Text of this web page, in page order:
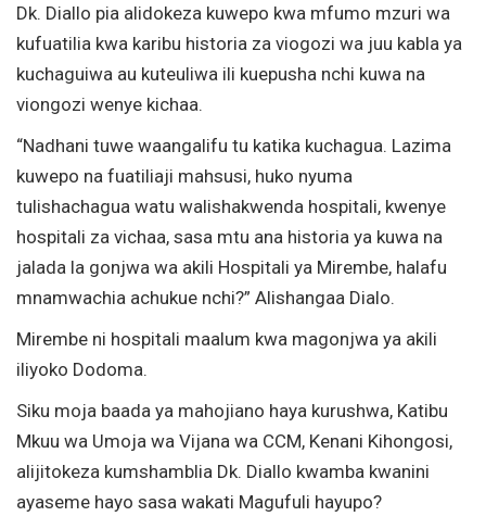
Dk. Diallo pia alidokeza kuwepo kwa mfumo mzuri wa
kufuatilia kwa karibu historia za viogozi wa juu kabla ya
kuchaguiwa au kuteuliwa ili kuepusha nchi kuwa na
viongozi wenye kichaa.
“Nadhani tuwe waangalifu tu katika kuchagua. Lazima
kuwepo na fuatiliaji mahsusi, huko nyuma
tulishachagua watu walishakwenda hospitali, kwenye
hospitali za vichaa, sasa mtu ana historia ya kuwa na
jalada la gonjwa wa akili Hospitali ya Mirembe, halafu
mnamwachia achukue nchi?” Alishangaa Dialo.
Mirembe ni hospitali maalum kwa magonjwa ya akili
iliyoko Dodoma.
Siku moja baada ya mahojiano haya kurushwa, Katibu
Mkuu wa Umoja wa Vijana wa CCM, Kenani Kihongosi,
alijitokeza kumshamblia Dk. Diallo kwamba kwanini
ayaseme hayo sasa wakati Magufuli hayupo?